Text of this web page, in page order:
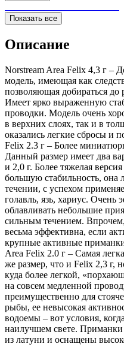
Показать все
Описание
Norstream Area Felix 4,3 г –
модель, имеющая как
позволяющая добираться
Имеет ярко выраженную
проводки. Модель очень
в верхних слоях, так и в
оказались легкие сбросы и
Felix 2.3 г – Более
Данный размер имеет два
и 2,0 г. Более тяжелая
большую стабильность, она
течении, с успехом
голавль, язь, хариус. Очень
облавливать небольшие
сильным течением.
весьма эффективна, если
крупные активные
Area Felix 2.0 г – Самая
же размер, что и Felix 2,3 г,
куда более легкой,
на совсем медленной
преимущественно для
рыбы, ее невысокая
водоемы – вот условия,
наилучшем свете. Приманки
из латуни и оснащены